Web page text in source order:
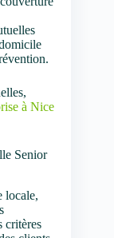
à Nice
Senior
locale,
critères